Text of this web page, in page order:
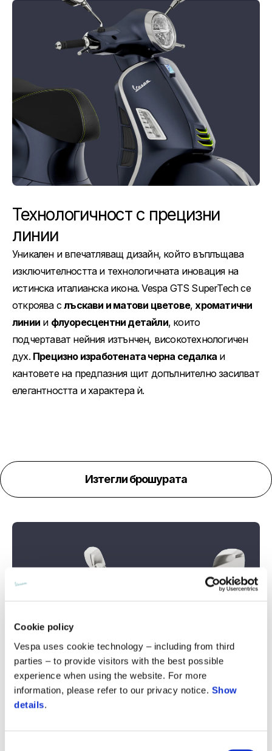
Cookie policy
Vespa uses cookie technology – including from third
parties – to provide visitors with the best possible
experience when using the website. For more
information, please refer to our privacy notice. Show
details.
Технологичност с прецизни
линии
Уникален и впечатляващ дизайн, който въплъщава
изключителността и технологичната иновация на
истинска италианска икона. Vespa GTS SuperTech се
откроява слъскави и матови цветове, хроматични
линии и флуоресцентни детайли, които
подчертават нейния изтънчен, високотехнологичен
дух. Прецизно изработената черна седалка и
кантовете на предпазния щит допълнително засилват
елегантността и характера ѝ.
Изтегли брошурата